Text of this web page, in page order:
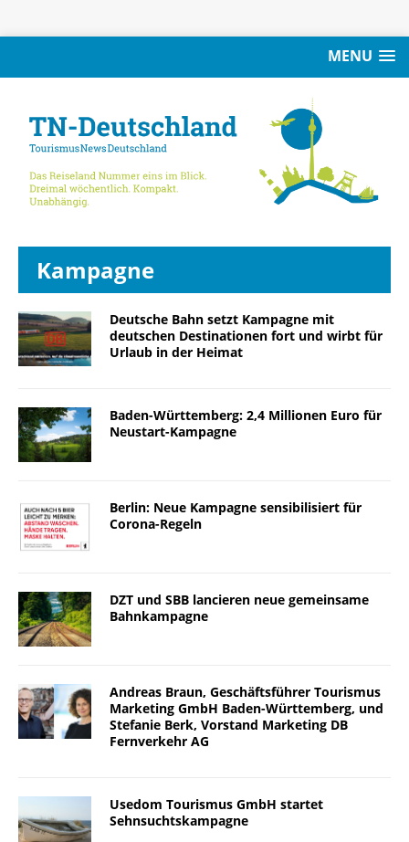
MENU
Kampagne
Deutsche Bahn setzt Kampagne mit
deutschen Destinationen fort und wirbt für
Urlaub in der Heimat
Baden-Württemberg: 2,4 Millionen Euro für
Neustart-Kampagne
Berlin: Neue Kampagne sensibilisiert für
Corona-Regeln
DZT und SBB lancieren neue gemeinsame
Bahnkampagne
Andreas Braun, Geschäftsführer Tourismus
Marketing GmbH Baden-Württemberg, und
Stefanie Berk, Vorstand Marketing DB
Fernverkehr AG
Usedom Tourismus GmbH startet
Sehnsuchtskampagne